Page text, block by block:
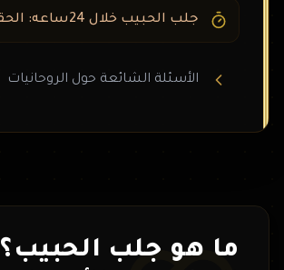
جلب الحبيب خلال 24ساعه: الحقيقة
الأسئلة الشائعة حول الروحانيات
ما هو جلب الحبيب؟